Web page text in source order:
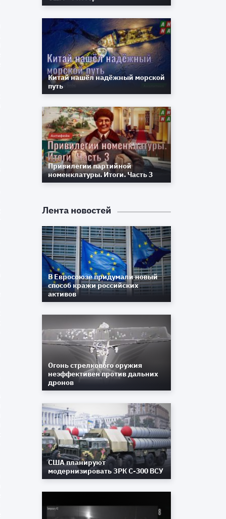
Китай нашёл надёжный морской
путь
Привилегии партийной
номенклатуры. Итоги. Часть 3
Лента новостей
В Евросоюзе придумали новый
способ кражи российских
активов
Огонь стрелкового оружия
неэффективен против дальних
дронов
США планируют
модернизировать ЗРК С-300 ВСУ